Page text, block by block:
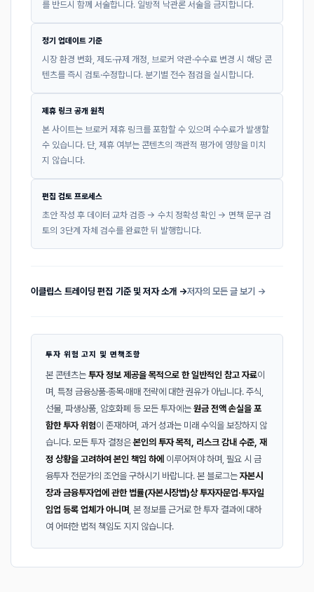
를 반드시 함께 서술합니다. 일방적 낙관론 서술을 금지합니다.
정기 업데이트 기준
시장 환경 변화, 제도·규제 개정, 브로커 약관·수수료 변경 시 해당 콘
텐츠를 즉시 검토·수정합니다. 분기별 전수 점검을 실시합니다.
제휴 링크 공개 원칙
본 사이트는 브로커 제휴 링크를 포함할 수 있으며 수수료가 발생할
수 있습니다. 단, 제휴 여부는 콘텐츠의 객관적 평가에 영향을 미치
지 않습니다.
편집 검토 프로세스
초안 작성 후 데이터 교차 검증 → 수치 정확성 확인 → 면책 문구 검
토의 3단계 자체 검수를 완료한 뒤 발행합니다.
이클립스 트레이딩 편집 기준 및 저자 소개 →저자의 모든 글 보기 →
투자 위험 고지 및 면책조항
본 콘텐츠는 투자 정보 제공을 목적으로 한 일반적인 참고 자료이
며, 특정 금융상품·종목·매매 전략에 대한 권유가 아닙니다. 주식,
선물, 파생상품, 암호화폐 등 모든 투자에는 원금 전액 손실을 포
함한 투자 위험이 존재하며, 과거 성과는 미래 수익을 보장하지 않
습니다. 모든 투자 결정은본인의 투자 목적, 리스크 감내 수준, 재
정 상황을 고려하여 본인 책임 하에 이루어져야 하며, 필요 시 금
융투자 전문가의 조언을 구하시기 바랍니다. 본 블로그는 자본시
장과 금융투자업에 관한 법률(자본시장법)상 투자자문업·투자일
임업 등록 업체가 아니며 , 본 정보를 근거로 한 투자 결과에 대하
여 어떠한 법적 책임도 지지 않습니다.